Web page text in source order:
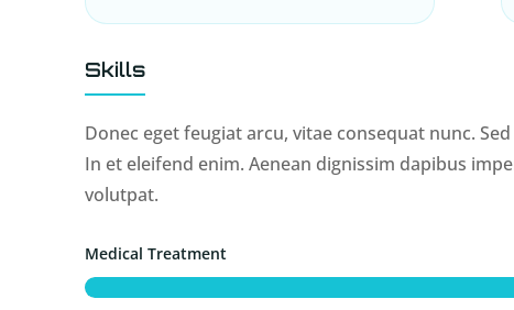
Skills
Donec eget feugiat arcu, vitae consequat nunc.
In et eleifend enim. Aenean dignissim dapibus
volutpat.
Medical Treatment